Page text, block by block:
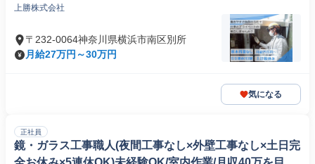
上勝株式会社
〒232-0064神奈川県横浜市南区別所
月給27万円～30万円
気になる
正社員
鏡・ガラス工事職人(夜間工事なし×外壁工事なし×土日完